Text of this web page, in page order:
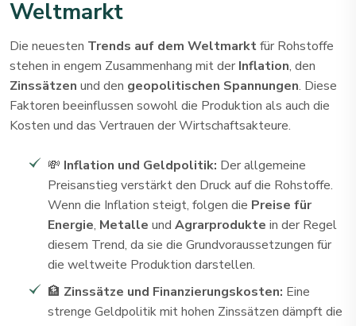
Weltmarkt
Die neuesten Trends auf dem Weltmarktfür Rohstoffe
stehen in engem Zusammenhang mit der Inflation, den
Zinssätzen und den geopolitischen Spannungen. Diese
Faktoren beeinflussen sowohl die Produktion als auch die
Kosten und das Vertrauen der Wirtschaftsakteure.
💸 Inflation und Geldpolitik: Der allgemeine
Preisanstieg verstärkt den Druck auf die Rohstoffe.
Wenn die Inflation steigt, folgen die Preise für
Energie, Metalle und Agrarprodukte in der Regel
diesem Trend, da sie die Grundvoraussetzungen für
die weltweite Produktion darstellen.
🏦 Zinssätze und Finanzierungskosten: Eine
strenge Geldpolitik mit hohen Zinssätzen dämpft die